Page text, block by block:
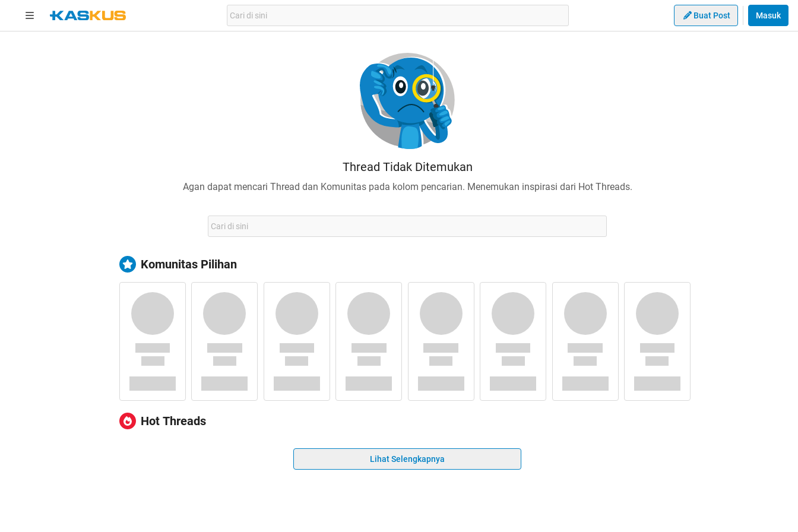
Buat Post Masuk
Thread Tidak Ditemukan
Agan dapat mencari Thread dan Komunitas pada kolom pencarian. Menemukan inspirasi dari Hot Threads.
Komunitas Pilihan
Hot Threads
Lihat Selengkapnya